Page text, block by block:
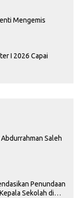
Mengemis
I 2026 Capai
Saleh
Penundaan
Sekolah di